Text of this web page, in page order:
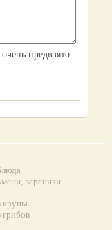
предвзято
вареники...
крупы
грибов